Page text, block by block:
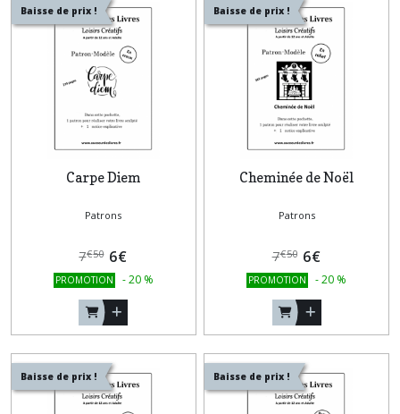
Baisse de prix !
Carpe Diem
Patrons
7€50 6€
PROMOTION -20 %
Baisse de prix !
Cheminée de Noël
Patrons
7€50 6€
PROMOTION -20 %
Baisse de prix ! Baisse de prix !